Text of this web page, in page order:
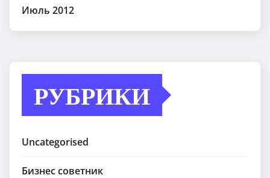
Июль 2012
РУБРИКИ
Uncategorised
Бизнес советник